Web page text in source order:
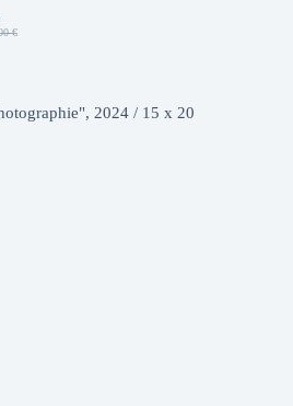
€.
€.
€
€.
€.
2024 / 15 x 20